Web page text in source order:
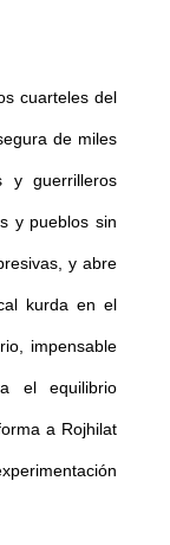
cuarteles del
de miles
y guerrilleros
y pueblos sin
y abre
kurda en el
impensable
el equilibrio
a Rojhilat